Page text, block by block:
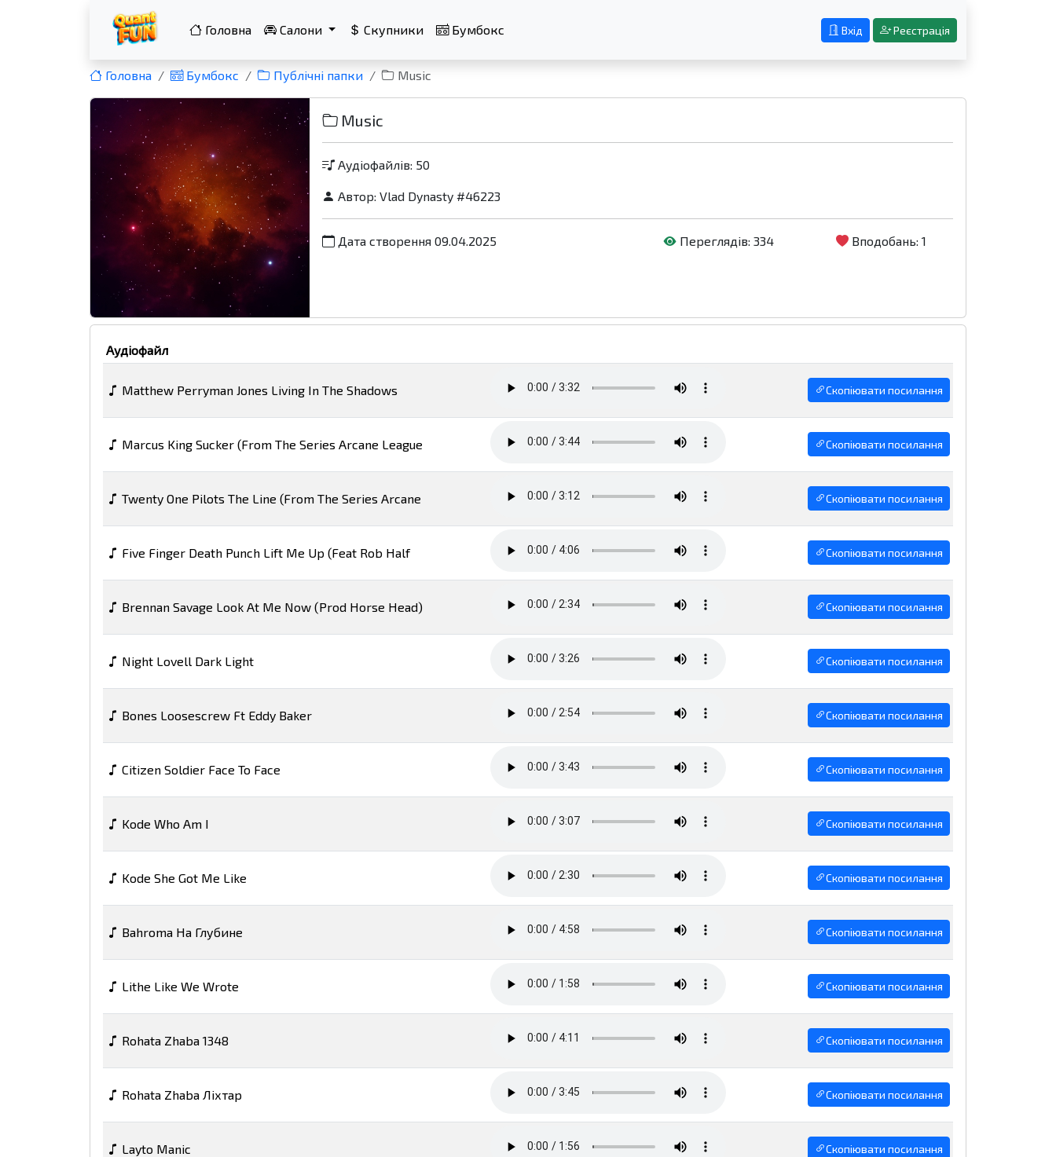
Головна Салони Скупники Бумбокс Вхід Реєстрація
Головна Бумбокс Публічні папки Music
Music
Аудіофайлів: 50
Автор: Vlad Dynasty #46223
Дата створення 09.04.2025 Переглядів: 334 Вподобань: 1
Аудіофайл
Matthew Perryman Jones Living In The Shadows Скопіювати посилання
Marcus King Sucker (From The Series Arcane League Скопіювати посилання
Twenty One Pilots The Line (From The Series Arcane Скопіювати посилання
Five Finger Death Punch Lift Me Up (Feat Rob Half Скопіювати посилання
Brennan Savage Look At Me Now (Prod Horse Head) Скопіювати посилання
Night Lovell Dark Light Скопіювати посилання
Bones Loosescrew Ft Eddy Baker Скопіювати посилання
Citizen Soldier Face To Face Скопіювати посилання
Kode Who Am I Скопіювати посилання
Kode She Got Me Like Скопіювати посилання
Bahroma На Глубине Скопіювати посилання
Lithe Like We Wrote Скопіювати посилання
Rohata Zhaba 1348 Скопіювати посилання
Rohata Zhaba Ліхтар Скопіювати посилання
Layto Manic Скопіювати посилання